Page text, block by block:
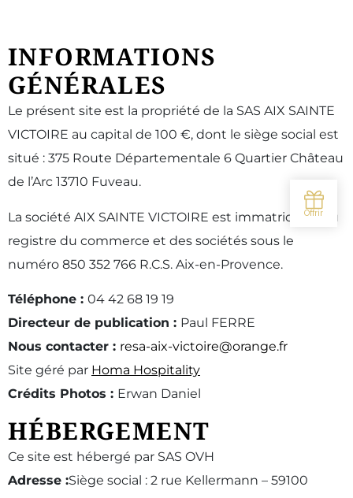
INFORMATIONS
GÉNÉRALES
Le présent site est la propriété de la SAS AIX SAINTE
VICTOIRE au capital de 100 €, dont le siège social est
situé : 375 Route Départementale 6 Quartier Château
de l’Arc 13710 Fuveau.
La société AIX SAINTE VICTOIRE est immatriculée au
registre du commerce et des sociétés sous le
numéro 850 352 766 R.C.S. Aix-en-Provence.
Téléphone : 04 42 68 19 19
Directeur de publication : Paul FERRE
Nous contacter : resa-aix-victoire@orange.fr
Site géré par Homa Hospitality
Crédits Photos : Erwan Daniel
HÉBERGEMENT
Ce site est hébergé par SAS OVH
Adresse :Siège social : 2 rue Kellermann – 59100